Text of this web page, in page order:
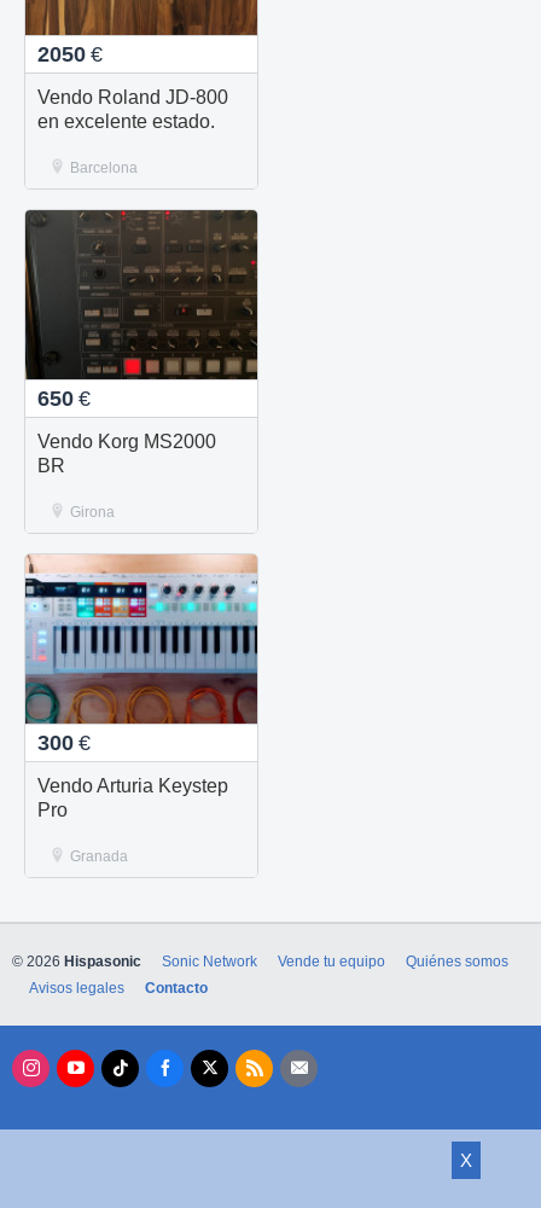
2050 €
Vendo Roland JD-800
en excelente estado.
Barcelona
650 €
Vendo Korg MS2000
BR
Girona
300 €
Vendo Arturia Keystep
Pro
Granada
X
© 2026 Hispasonic Sonic Network Vende tu equipo
Quiénes somos
Avisos legales
Contacto